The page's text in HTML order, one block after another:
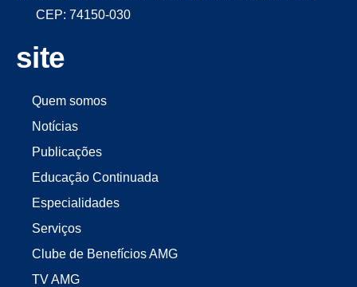
CEP: 74150-030
site
Quem somos
Notícias
Publicações
Educação Continuada
Especialidades
Serviços
Clube de Benefícios AMG
TV AMG